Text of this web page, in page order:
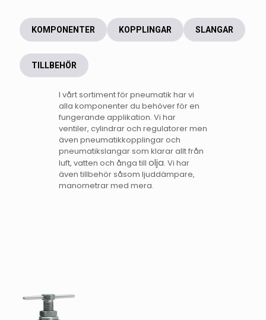
KOMPONENTER KOPPLINGAR SLANGAR
TILLBEHÖR
I vårt sortiment för pneumatik har vi
alla komponenter du behöver för en
fungerande applikation. Vi har
ventiler, cylindrar och regulatorer men
även pneumatikkopplingar och
pneumatikslangar som klarar allt från
luft, vatten och ånga till olja. Vi har
även tillbehör såsom ljuddämpare,
manometrar med mera.